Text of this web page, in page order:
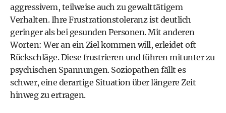
aggressivem, teilweise auch zu gewalttätigem
Verhalten. Ihre Frustrationstoleranz ist deutlich
geringer als bei gesunden Personen. Mit anderen
Worten: Wer an ein Ziel kommen will, erleidet oft
Rückschläge. Diese frustrieren und führen mitunter zu
psychischen Spannungen. Soziopathen fällt es
schwer, eine derartige Situation über längere Zeit
hinweg zu ertragen.